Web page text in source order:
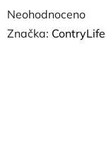
Průměrné
hodnocení
Neohodnoceno
Značka: ContryLife